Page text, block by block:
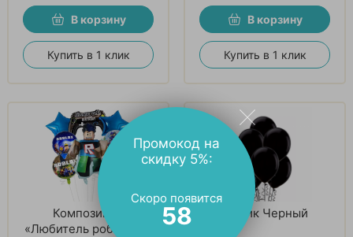
В корзину
Купить в 1 клик
В корзину
Купить в 1 клик
Композиция
«Любитель роблокса»
Шарик Черный
Промокод на
скидку 5%:
Скоро появится
57